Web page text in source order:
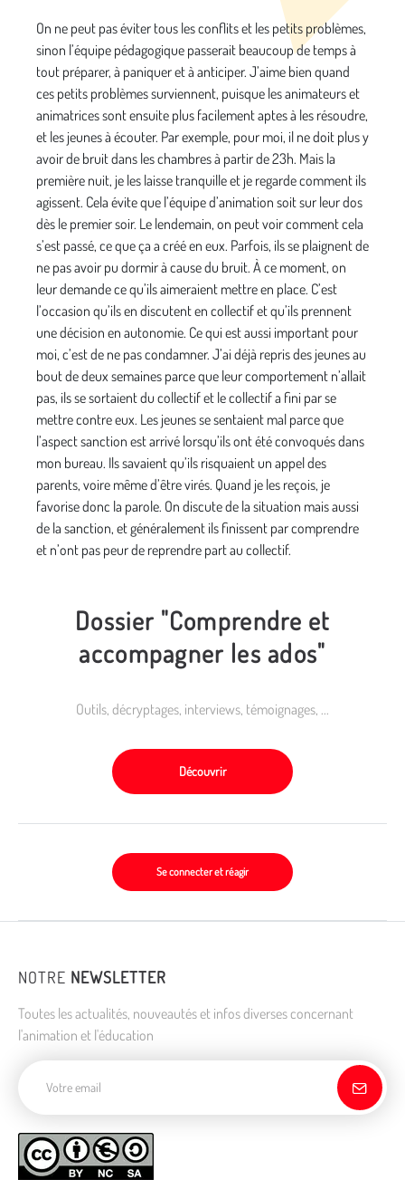
On ne peut pas éviter tous les conflits et les petits problèmes,
sinon l’équipe pédagogique passerait beaucoup de temps à
tout préparer, à paniquer et à anticiper. J’aime bien quand
ces petits problèmes surviennent, puisque les animateurs et
animatrices sont ensuite plus facilement aptes à les résoudre,
et les jeunes à écouter. Par exemple, pour moi, il ne doit plus y
avoir de bruit dans les chambres à partir de 23h. Mais la
première nuit, je les laisse tranquille et je regarde comment ils
agissent. Cela évite que l’équipe d’animation soit sur leur dos
dès le premier soir. Le lendemain, on peut voir comment cela
s’est passé, ce que ça a créé en eux. Parfois, ils se plaignent de
ne pas avoir pu dormir à cause du bruit. À ce moment, on
leur demande ce qu’ils aimeraient mettre en place. C’est
l’occasion qu’ils en discutent en collectif et qu’ils prennent
une décision en autonomie. Ce qui est aussi important pour
moi, c’est de ne pas condamner. J’ai déjà repris des jeunes au
bout de deux semaines parce que leur comportement n’allait
pas, ils se sortaient du collectif et le collectif a fini par se
mettre contre eux. Les jeunes se sentaient mal parce que
l’aspect sanction est arrivé lorsqu’ils ont été convoqués dans
mon bureau. Ils savaient qu’ils risquaient un appel des
parents, voire même d’être virés. Quand je les reçois, je
favorise donc la parole. On discute de la situation mais aussi
de la sanction, et généralement ils finissent par comprendre
et n’ont pas peur de reprendre part au collectif.
Dossier "Comprendre et
accompagner les ados"
Outils, décryptages, interviews, témoignages, ...
Découvrir
Se connecter et réagir
NOTRE NEWSLETTER
Toutes les actualités, nouveautés et infos diverses concernant
l'animation et l'éducation